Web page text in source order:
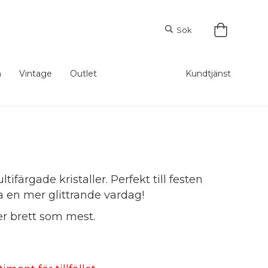
Sök
Vintage
Outlet
Kundtjänst
kristaller. Perfekt till festen
en mer glittrande vardag!
brett som mest.